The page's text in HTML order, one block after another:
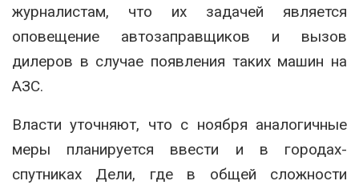
журналистам, что их задачей является
оповещение автозаправщиков и вызов
дилеров в случае появления таких машин на
АЗС.
Власти уточняют, что с ноября аналогичные
меры планируется ввести и в городах-
спутниках Дели, где в общей сложности